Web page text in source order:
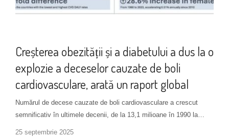
Creșterea obezității și a diabetului a dus la o
explozie a deceselor cauzate de boli
cardiovasculare, arată un raport global
Numărul de decese cauzate de boli cardiovasculare a crescut
semnificativ în ultimele decenii, de la 13,1 milioane în 1990 la…
25 septembrie 2025